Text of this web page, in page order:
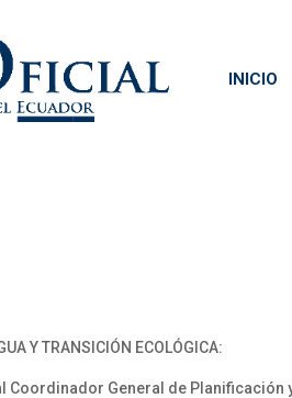
INICIO
Y TRANSICIÓN ECOLÓGICA:
Coordinador General de